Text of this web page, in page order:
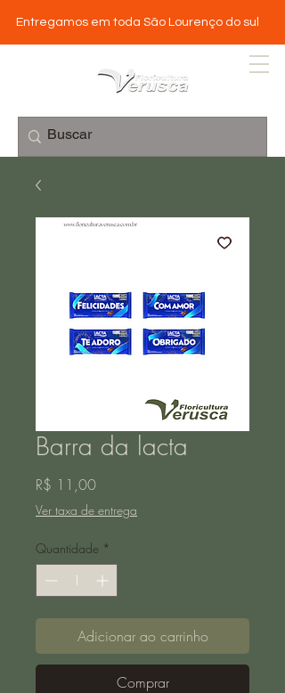
Entregamos em toda São Lourenço do sul
Barra da lacta
R$ 11,00Preço
Ver taxa de entrega
Quantidade *
Adicionar ao carrinho
Comprar